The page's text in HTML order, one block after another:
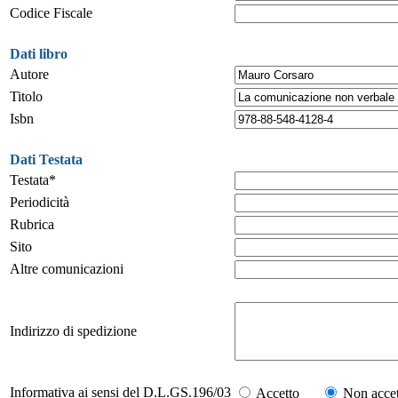
Codice Fiscale
Dati libro
Autore
Titolo
Isbn
Dati Testata
Testata*
Periodicità
Rubrica
Sito
Altre comunicazioni
Indirizzo di spedizione
Informativa ai sensi del D.L.GS.196/03 Accetto Non